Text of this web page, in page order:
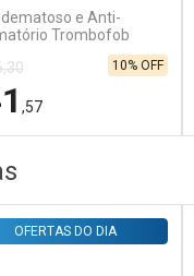
e Anti-
Trombofob
,57
10% OFF
Menos
OFERTAS DO DIA